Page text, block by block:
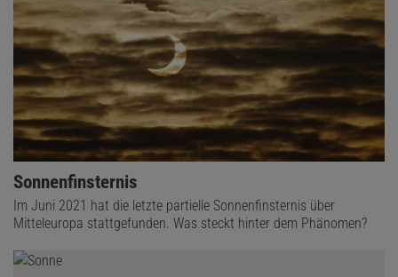
Sonnenfinsternis
Im Juni 2021 hat die letzte partielle Sonnenfinsternis über
Mitteleuropa stattgefunden. Was steckt hinter dem Phänomen?